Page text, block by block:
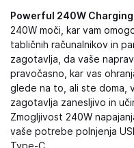
Powerful 240W
240W moči, kar vam
tabličnih računalnikov in
zagotavlja, da vaše
pravočasno, kar vas
glede na to, ali ste doma,
zagotavlja zanesljivo in
Zmogljivost 240W
vaše potrebe polnjenja